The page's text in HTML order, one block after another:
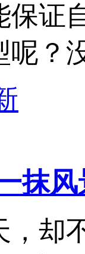
保证
呢？
抹风
，却